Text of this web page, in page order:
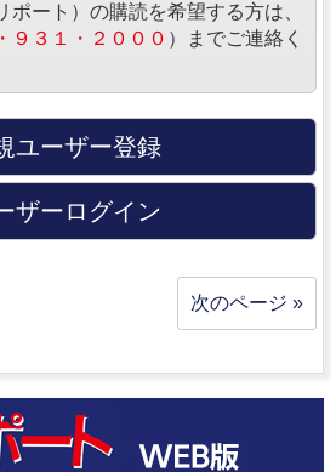
ート）の購読を希望する方は、
９３１・２０００ ）までご連絡く
ユーザー登録
ザーログイン
次のページ »